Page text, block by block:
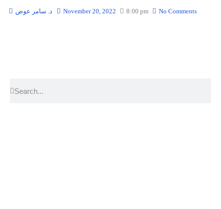
د. سامر عوض November 20, 2022 8:00 pm No Comments